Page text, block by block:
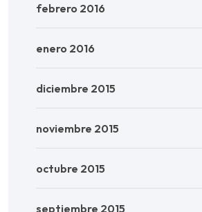
febrero 2016
enero 2016
diciembre 2015
noviembre 2015
octubre 2015
septiembre 2015